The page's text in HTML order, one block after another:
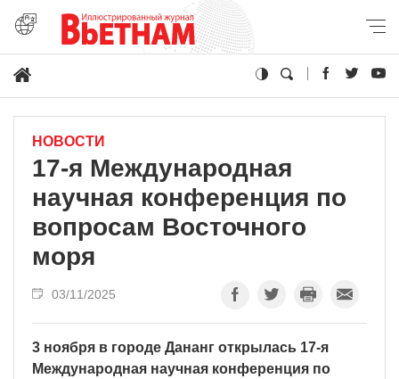
НОВОСТИ
17-я Международная
научная конференция по
вопросам Восточного
моря
03/11/2025
3 ноября в городе Дананг открылась 17-я
Международная научная конференция по